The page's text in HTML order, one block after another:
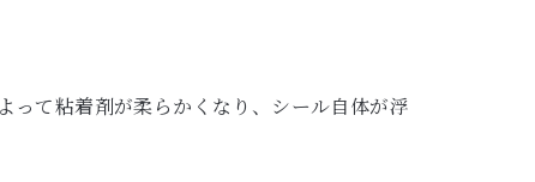
って粘着剤が柔らかくなり、シール自体が浮